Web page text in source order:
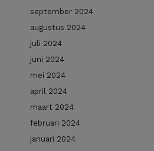
september 2024
augustus 2024
juli 2024
juni 2024
mei 2024
april 2024
maart 2024
februari 2024
januari 2024